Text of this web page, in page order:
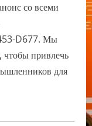
со всеми
D677. Мы
чтобы привлечь
для